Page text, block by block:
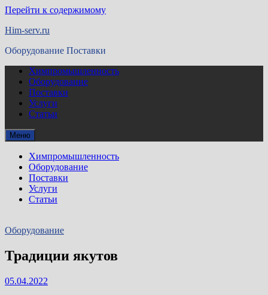
Перейти к содержимому
Him-serv.ru
Оборудование Поставки
Химпромышленность
Оборудование
Поставки
Услуги
Статьи
Меню
Химпромышленность
Оборудование
Поставки
Услуги
Статьи
Оборудование
Традиции якутов
05.04.2022